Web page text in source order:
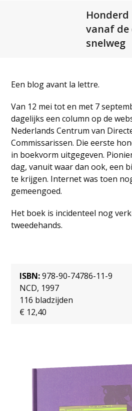
Honderd
vanaf
snelweg
Een blog avant la lettre.
Van 12 mei tot en met 7
dagelijks een column op de
Nederlands Centrum van
Commissarissen. Die eerste
in boekvorm uitgegeven.
dag, vanuit waar dan ook, een
te krijgen. Internet was toen
gemeengoed.
Het boek is incidenteel nog
tweedehands.
ISBN:978-90-74786-11-9
NCD, 1997
116 bladzijden
€ 12,40